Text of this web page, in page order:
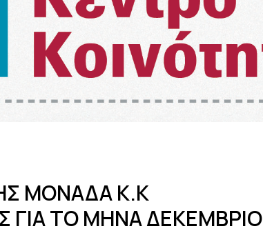
ΜΟΝΑΔΑ Κ.Κ
ΓΙΑ ΤΟ ΜΗΝΑ ΔΕΚΕΜΒΡΙΟ